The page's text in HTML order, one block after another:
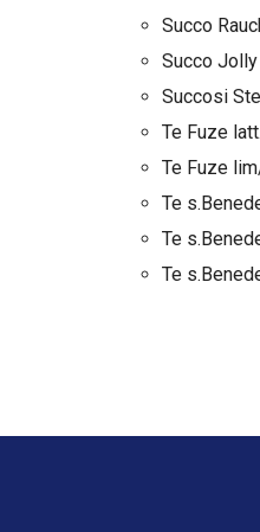
Succo
Succo
Succosi
Te Fuze
Te Fuze
Te
Te
Te